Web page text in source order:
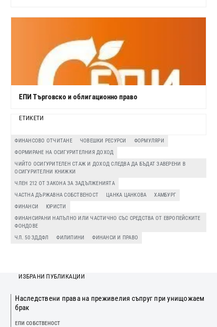
ЕПИ Търговско и облигационно право
ЕТИКЕТИ
ФИНАНСОВО ОТЧИТАНЕ ЧОВЕШКИ РЕСУРСИ
ФОРМУЛЯРИ
ФОРМИРАНЕ НА ОСИГУРИТЕЛНИЯ ДОХОД
ЧИЙТО ОСИГУРИТЕЛЕН СТАЖ И ДОХОД СЛЕДВА ДА БЪДАТ ЗАВЕРЕНИ В
ОСИГУРИТЕЛНИ КНИЖКИ
ЧЛЕН 212 ОТ ЗАКОНА ЗА ЗАДЪЛЖЕНИЯТА
ЧАСТНА ДЪРЖАВНА СОБСТВЕНОСТ
ЦАНКА ЦАНКОВА
ХАМБУРГ
ФИНАНСИ
ЮРИСТИ
ФИНАНСИРАНИ НАПЪЛНО ИЛИ ЧАСТИЧНО СЪС СРЕДСТВА ОТ ЕВРОПЕЙСКИТЕ
ФОНДОВЕ
ЧЛ. 50 ЗДДФЛ
ФИЛИПИНИ ФИНАНСИ И ПРАВО
ИЗБРАНИ ПУБЛИКАЦИИ
Наследствени права на преживелия съпруг при унищожаем
брак
ЕПИ СОБСТВЕНОСТ